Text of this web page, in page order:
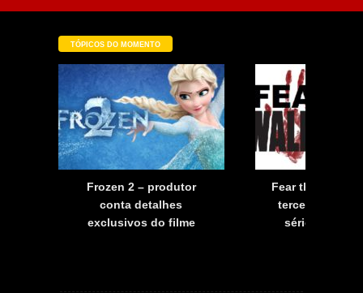
TÓPICOS DO MOMENTO
Frozen 2 – produtor
conta detalhes
exclusivos do filme
Fear the
terceira
série já tem